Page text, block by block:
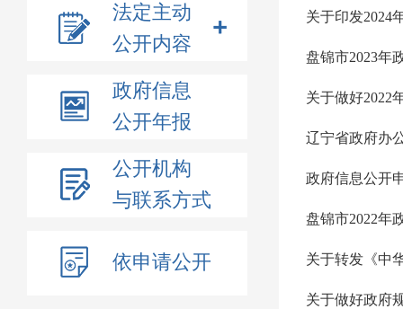
法定主动
公开内容
政府信息
公开年报
公开机构
与联系方式
依申请公开
关于印发2024
盘锦市2023年
关于做好2022
辽宁省政府办
政府信息公开
盘锦市2022年
关于转发《中
关于做好政府